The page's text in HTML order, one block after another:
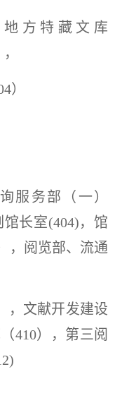
地方特藏文库
，
）
服务部（一）
馆长室(404)，馆
，阅览部、流通
， 文献开发建设
410） ， 第三阅